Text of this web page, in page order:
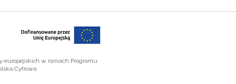
europejskich w ramach Programu
Cyfrowa